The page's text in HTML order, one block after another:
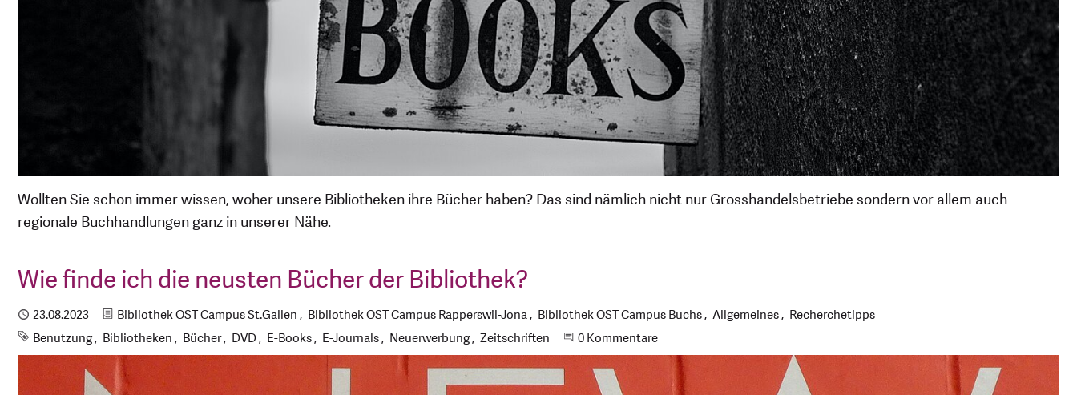
Wollten Sie schon immer wissen, woher unsere Bibliotheken ihre Bücher haben? Das sind nämlich nicht nur Grosshandelsbetriebe sondern vor allem auch
regionale Buchhandlungen ganz in unserer Nähe.
Wie finde ich die neusten Bücher der Bibliothek?
Publiziert
23.08.2023 Kategorien
Bibliothek OST Campus St.Gallen Bibliothek OST Campus Rapperswil-Jona Bibliothek OST Campus Buchs Allgemeines
Recherchetipps
Schlagworte
Benutzung Bibliotheken Bücher DVD E-Books E-Journals Neuerwerbung Zeitschriften Beginne eine Unterhaltung
0 Kommentare